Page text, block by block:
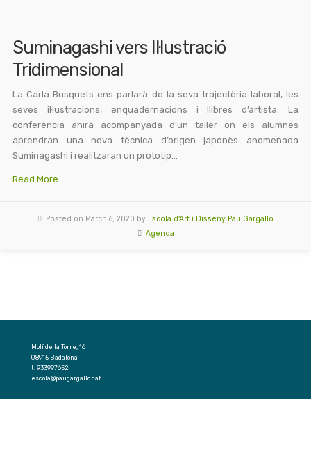
Suminagashi vers Il·lustració
Tridimensional
La Carla Busquets ens parlarà de la seva trajectòria laboral, les
seves il·lustracions, enquadernacions i llibres d’artista. La
conferència anirà acompanyada d’un taller on els alumnes
aprendran una nova tècnica d’origen japonès anomenada
Suminagashi i realitzaran un prototip…
Read More
Posted on March 6, 2020 by Escola d'Art i Disseny Pau Gargallo
Agenda
Molí de la Torre, 16
08915 Badalona
t. 933997652
escola@paugargallo.cat